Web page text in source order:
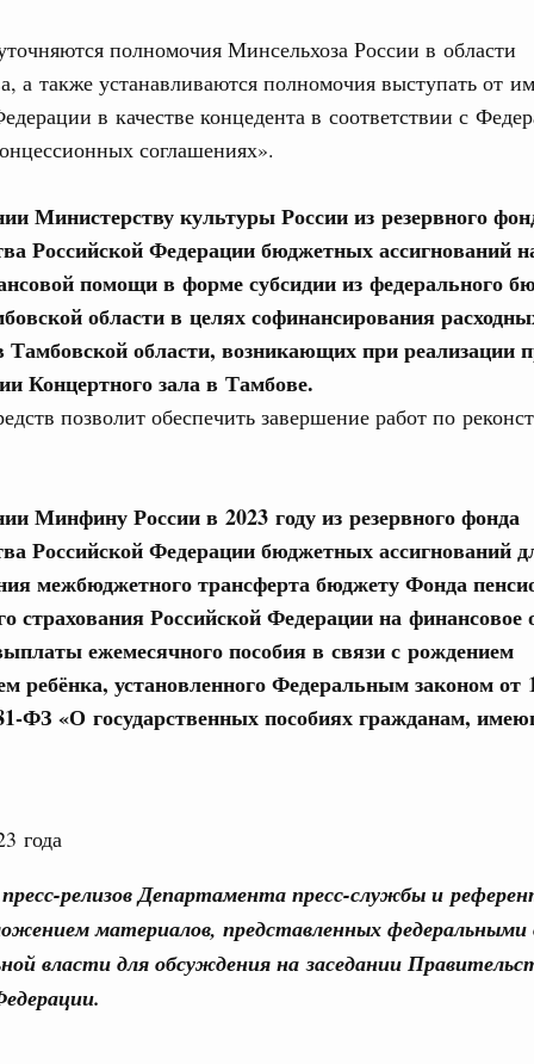
полномочия Минсельхоза России в области
а также устанавливаются полномочия выступать от
в качестве концедента в соответствии с
соглашениях».
Министерству культуры России из резервного
Российской Федерации бюджетных ассигнований
помощи в форме субсидии из федерального
области в целях софинансирования
Тамбовской области, возникающих при реализации
Концертного зала в Тамбове.
позволит обеспечить завершение работ по
Минфину России в 2023 году из резервного фонда
Российской Федерации бюджетных ассигнований
межбюджетного трансферта бюджету Фонда
страхования Российской Федерации на финансовое
ежемесячного пособия в связи с рождением
ребёнка, установленного Федеральным законом от
ФЗ «О государственных пособиях гражданам,
года
релизов Департамента пресс-службы и
материалов, представленных федеральными
власти для обсуждения на заседании
Правительства Российской Федерации
литературы
мая, четверг
28 мая 2026 года
мая, четверг
примет участие в заседании Совета глав
Государств
21 мая 2026 года
Мишустин выступит на пленарной сессии
в России: цифровая трансформация
1
еще